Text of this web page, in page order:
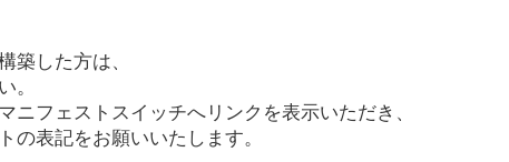
築した方は、
。
フェストスイッチへリンクを表示いただき、
の表記をお願いいたします。